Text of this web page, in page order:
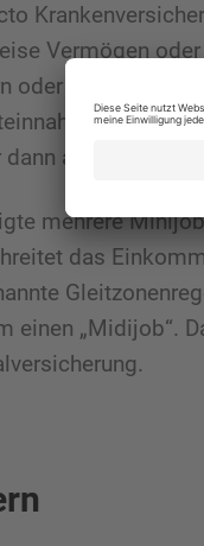
Vermögen
oder eine
auch
mehrere
das
einen „Midijob“.